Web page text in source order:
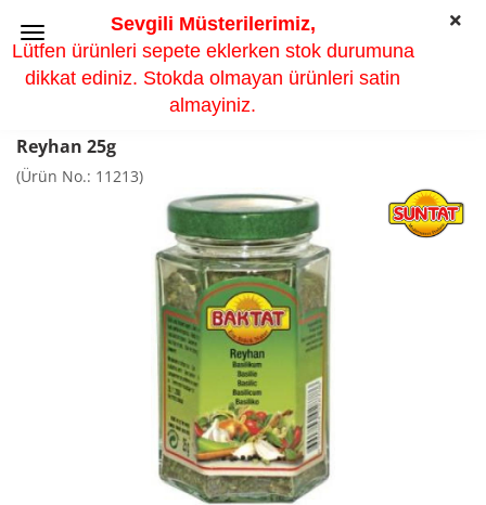
Sevgili Müsterilerimiz,
Lütfen ürünleri sepete eklerken stok durumuna
dikkat ediniz. Stokda olmayan ürünleri satin
almayiniz.
Reyhan 25g
(Ürün No.: 11213)